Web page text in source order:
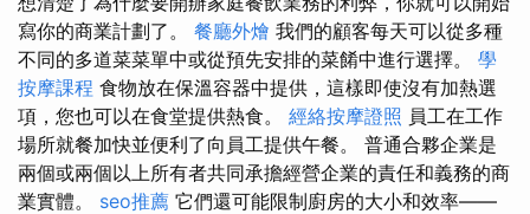
寫你的商業計劃了。 餐廳外燴 我們的顧客每天可以從多種
不同的多道菜菜單中或從預先安排的菜餚中進行選擇。 學
按摩課程 食物放在保溫容器中提供，這樣即使沒有加熱選
項，您也可以在食堂提供熱食。 經絡按摩證照 員工在工作
場所就餐加快並便利了向員工提供午餐。 普通合夥企業是
兩個或兩個以上所有者共同承擔經營企業的責任和義務的商
業實體。 seo推薦 它們還可能限制廚房的大小和效率——